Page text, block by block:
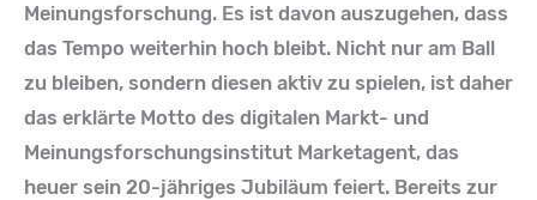
Meinungsforschung. Es ist davon auszugehen, dass
das Tempo weiterhin hoch bleibt. Nicht nur am Ball
zu bleiben, sondern diesen aktiv zu spielen, ist daher
das erklärte Motto des digitalen Markt- und
Meinungsforschungsinstitut Marketagent, das
heuer sein 20-jähriges Jubiläum feiert. Bereits zur